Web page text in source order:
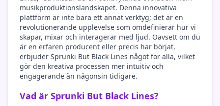
musikproduktionslandskapet. Denna innovativa
plattform är inte bara ett annat verktyg; det är en
revolutionerande upplevelse som omdefinierar hur vi
skapar, mixar och interagerar med ljud. Oavsett om du
är en erfaren producent eller precis har börjat,
erbjuder Sprunki But Black Lines något för alla, vilket
gör den kreativa processen mer intuitiv och
engagerande än någonsin tidigare.
Vad är Sprunki But Black Lines?